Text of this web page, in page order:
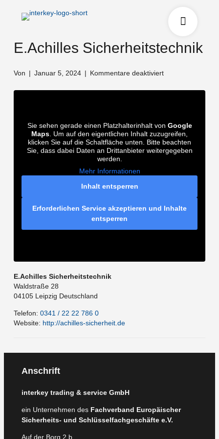
E.Achilles Sicherheitstechnik
Von | Januar 5, 2024 | Kommentare deaktiviertfür
Sicherheitstechnik
Sie sehen gerade einen Platzhalterinhalt von Google
Maps. Um auf den eigentlichen Inhalt zuzugreifen,
klicken Sie auf die Schaltfläche unten. Bitte beachten
Sie, dass dabei Daten an Drittanbieter weitergegeben
werden.
Mehr Informationen
Inhalt entsperren
Erforderlichen Service akzeptieren und Inhalte
entsperren
E.Achilles Sicherheitstechnik
Waldstraße 28
04105 Leipzig Deutschland
Telefon: 0341 / 22 22 786 0
Website: http://achilles-sicherheit.de
Anschrift
interkey trading & service GmbH
ein Unternehmen des Fachverband Europäischer
Sicherheits- und Schlüsselfachgeschäfte e.V.
Auf der Borg 2 b